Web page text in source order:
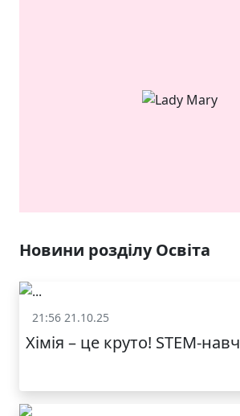
У ЛЬВОВІ
Новини розділу Освіта
21:56 21.10.25
Хімія – це круто! STEM-